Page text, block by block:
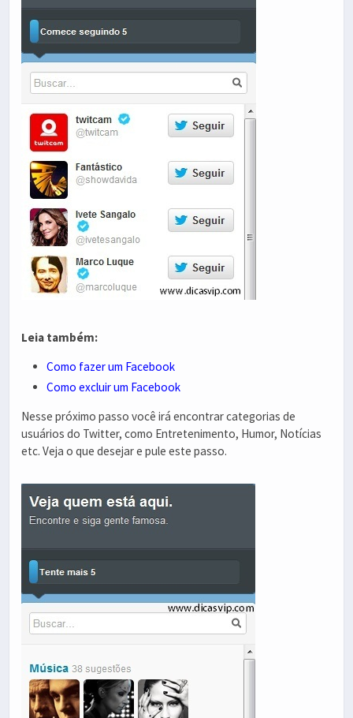
Leia também:
Como fazer um Facebook
Como excluir um Facebook
Nesse próximo passo você irá encontrar categorias de
usuários do Twitter, como Entretenimento, Humor, Notícias
etc. Veja o que desejar e pule este passo.